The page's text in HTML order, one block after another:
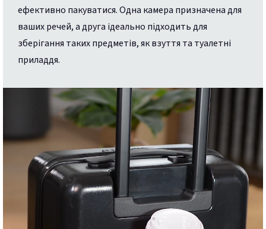
ефективно пакуватися. Одна камера призначена для
ваших речей, а друга ідеально підходить для
зберігання таких предметів, як взуття та туалетні
приладдя.